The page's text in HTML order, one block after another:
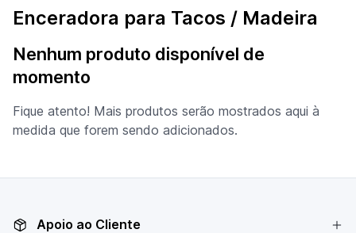
Enceradora para Tacos / Madeira
Nenhum produto disponível de
momento
Fique atento! Mais produtos serão mostrados aqui à
medida que forem sendo adicionados.
Apoio ao Cliente